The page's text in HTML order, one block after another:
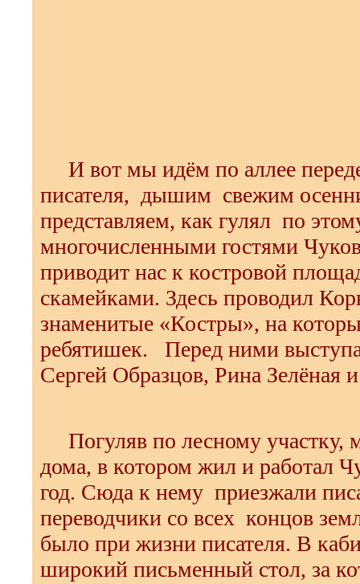
И вот мы идём по аллее
писателя, дышим свежим
представляем, как гулял по
многочисленными гостями
приводит нас к костровой
скамейками. Здесь проводил
знаменитые «Костры», на
ребятишек. Перед ними
Сергей Образцов, Рина Зелёная
Погуляв по лесному участку,
дома, в котором жил и работал
год. Сюда к нему приезжали
переводчики со всех концов
было при жизни писателя. В
широкий письменный стол, за